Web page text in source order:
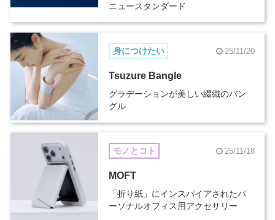
ニュースタンダード
身につけたい 25/11/20
Tsuzure Bangle
グラデーションが美しい綴織のバン
グル
モノとコト 25/11/18
MOFT
「折り紙」にインスパイアされたパ
ーソナルオフィス用アクセサリー